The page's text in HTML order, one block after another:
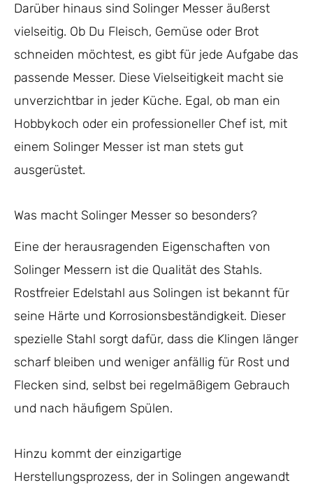
Darüber hinaus sind Solinger Messer äußerst
vielseitig. Ob Du Fleisch, Gemüse oder Brot
schneiden möchtest, es gibt für jede Aufgabe das
passende Messer. Diese Vielseitigkeit macht sie
unverzichtbar in jeder Küche. Egal, ob man ein
Hobbykoch oder ein professioneller Chef ist, mit
einem Solinger Messer ist man stets gut
ausgerüstet.
Was macht Solinger Messer so besonders?
Eine der herausragenden Eigenschaften von
Solinger Messern ist die Qualität des Stahls.
Rostfreier Edelstahl aus Solingen ist bekannt für
seine Härte und Korrosionsbeständigkeit. Dieser
spezielle Stahl sorgt dafür, dass die Klingen länger
scharf bleiben und weniger anfällig für Rost und
Flecken sind, selbst bei regelmäßigem Gebrauch
und nach häufigem Spülen.
Hinzu kommt der einzigartige
Herstellungsprozess, der in Solingen angewandt